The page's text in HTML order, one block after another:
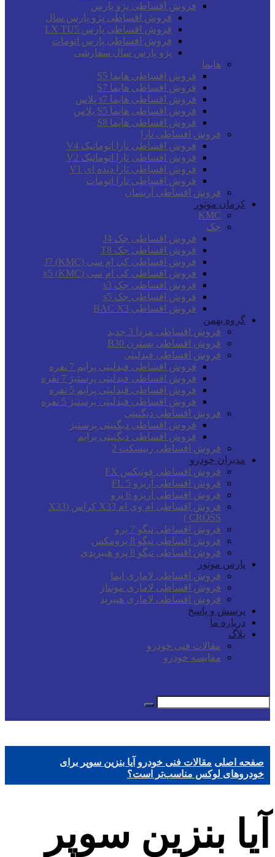
فروش اقساطی پژو پارس
فروش اقساطی پژو پارس سال
فروش اقساطی پارس LX TU5
فروش اقساطی پارس اتومات
پژو پارس سال سفارشی
هایما
فروش اقساطی هایما S5
فروش اقساطی هایما S7
فروش اقساطی هایما s7 پلاس
فروش اقساطی هایما S5 پلاس
فروش اقساطی هایما S8
فروش اقساطی تارا
فروش اقساطی تارا اتوماتیک V4
فروش اقساطی تارا اتوماتیک V2
فروش اقساطی تارا دنده ای V1
فروش اقساطی تارا اتومات
فروش اقساطی آریسان
کرمان موتور
KMC
جک
فروش اقساطی جک J4
فروش اقساطی جک T8
فروش اقساطی کی ام سی (KMC) J7
فروش اقساطی کی ام سی (KMC) x5
فروش اقساطی جک s3
فروش اقساطی جک s5
فروش اقساطی BAC X3
گروه بهمن
فروش اقساطی مزدا 3 جدید
فروش اقساطی بسترن B30
فروش اقساطی فیدلیتی
فروش اقساطی فیدلیتی پرایم 7 نفره
فروش اقساطی فیدلیتی پرستیژ 7 نفره
فروش اقساطی فیدلیتی پرایم 5 نفره
فروش اقساطی فیدلیتی پرستیژ 5 نفره
فروش اقساطی دیگنیتی
فروش اقساطی دیگنیتی پرستیژ
فروش اقساطی دیگنیتی پرایم
فروش اقساطی ریپسکت 2
مدیران خودرو
فروش اقساطی فونیکس FX
فروش اقساطی آریزو 5 FL
فروش اقساطی آریزو 6 پرو
فروش اقساطی ام وی ام X33 کراس (X33
CROSS )
فروش اقساطی تیگو 7 پرو
فروش اقساطی تیگو 8 پرومکس
فروش اقساطی تیگو 8 پرو هیبریدی
پارس موتور
فروش اقساطی لاماری ایما
فروش اقساطی لاماری مونتاژ
فروش اقساطی لاماری هیبرید
پرسش و پاسخ
درباره ما
بلاگ
مقالات فنی خودرو
مقایسه خودرو
صفحه اصلی مقالات فنی خودرو آیا بنزین سوپر برای
خودروهای لوکس مناسب‌تر است؟
آیا بنزین سوپر